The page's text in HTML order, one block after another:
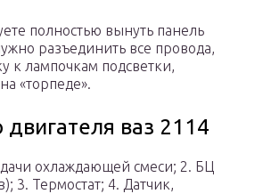
полностью вынуть панель
разъединить все провода,
к лампочкам подсветки,
«торпеде».
двигателя ваз 2114
охлаждающей смеси; 2. БЦ
3. Термостат; 4. Датчик,